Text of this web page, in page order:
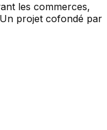
les commerces,
projet cofondé par